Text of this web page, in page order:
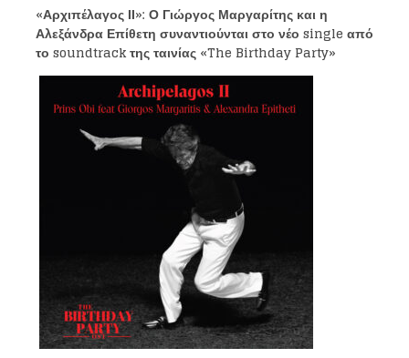
«Αρχιπέλαγος ΙΙ»: Ο Γιώργος Μαργαρίτης και η
Αλεξάνδρα Επίθετη συναντιούνται στο νέο single από
το soundtrack της ταινίας «The Birthday Party»